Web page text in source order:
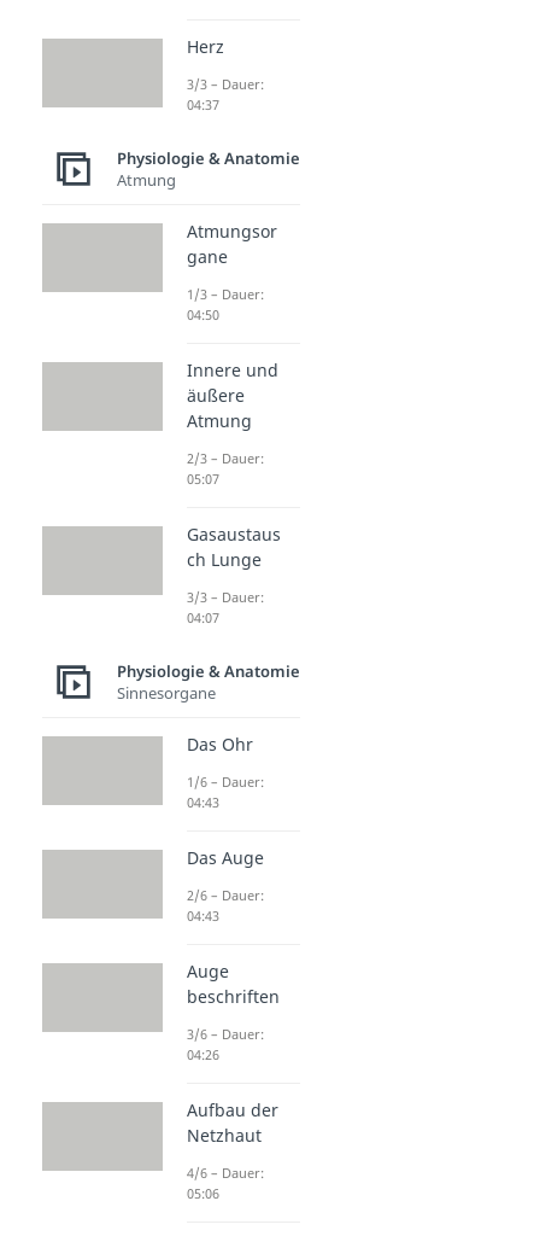
Herz
3/3 – Dauer:
04:37
Physiologie & Anatomie
Atmung
Atmungsor
gane
1/3 – Dauer:
04:50
Innere und
äußere
Atmung
2/3 – Dauer:
05:07
Gasaustaus
ch Lunge
3/3 – Dauer:
04:07
Physiologie & Anatomie
Sinnesorgane
Das Ohr
1/6 – Dauer:
04:43
Das Auge
2/6 – Dauer:
04:43
Auge
beschriften
3/6 – Dauer:
04:26
Aufbau der
Netzhaut
4/6 – Dauer:
05:06